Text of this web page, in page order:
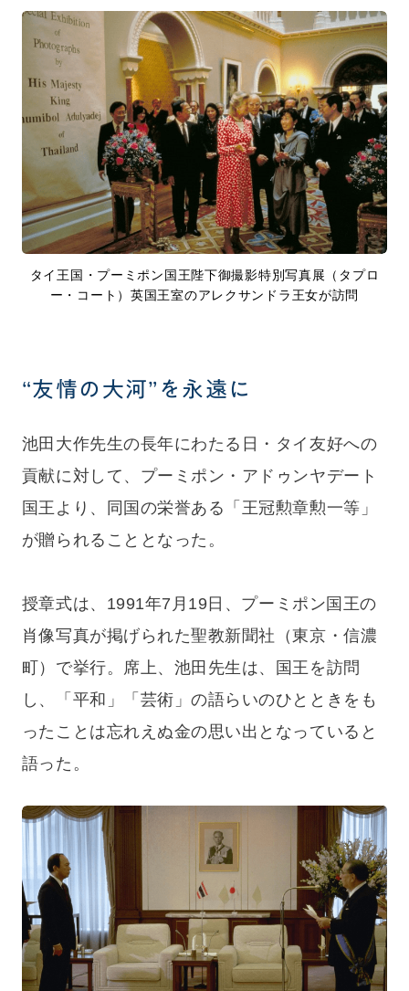
タイ王国・プーミポン国王陛下御撮影特別写真展（タプロ
ー・コート）英国王室のアレクサンドラ王女が訪問
“友情の大河”を永遠に
池田大作先生の長年にわたる日・タイ友好への
貢献に対して、プーミポン・アドゥンヤデート
国王より、同国の栄誉ある「王冠勲章勲一等」
が贈られることとなった。
授章式は、1991年7月19日、プーミポン国王の
肖像写真が掲げられた聖教新聞社（東京・信濃
町）で挙行。席上、池田先生は、国王を訪問
し、「平和」「芸術」の語らいのひとときをも
ったことは忘れえぬ金の思い出となっていると
語った。